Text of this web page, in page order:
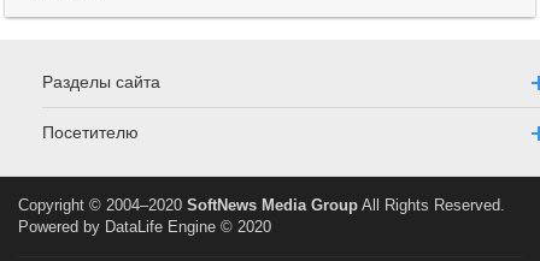
Разделы сайта
Посетителю
Copyright © 2004–2020 SoftNews Media Group All Rights Reserved.
Powered by DataLife Engine © 2020